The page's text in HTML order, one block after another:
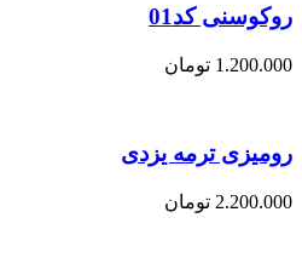
روکوسنی کد01
1.200.000 تومان
رومیزی ترمه یزدی
2.200.000 تومان